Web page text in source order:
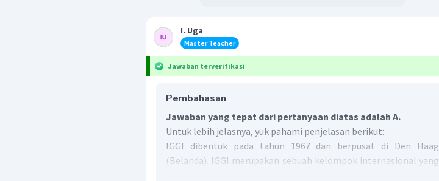
I. Uga
Master Teacher
Jawaban terverifikasi
Pembahasan
Jawaban yang tepat dari pertanyaan diatas adalah A.
Untuk lebih jelasnya, yuk pahami penjelasan berikut:
IGGI dibentuk pada tahun 1967 dan berpusat di Den Haag
(Belanda). IGGI merupakan sebuah kelompok internasional yang